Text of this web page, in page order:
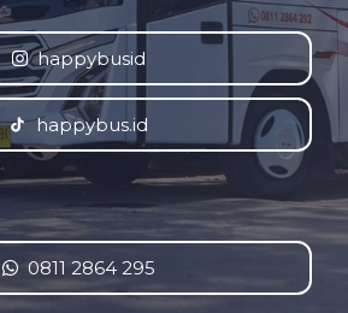
happybusid
happybus.id
0811 2864 295